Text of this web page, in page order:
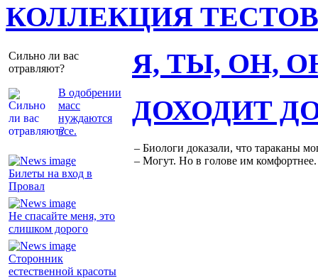
КОЛЛЕКЦИЯ ТЕСТОВ
Сильно ли вас
отравляют?
В одобрении
масс
нуждаются
все.
Я, ТЫ, ОН,
Билеты на вход в
Провал
Не спасайте меня, это
слишком дорого
Сторонник
естественной красоты
ДОХОДИТ
– Биологи доказали, что тараканы
– Могут. Но в голове им комфортнее.